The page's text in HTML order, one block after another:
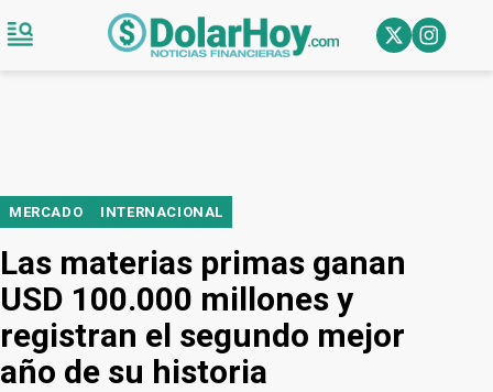
MERCADO INTERNACIONAL
Las materias primas ganan
USD 100.000 millones y
registran el segundo mejor
año de su historia